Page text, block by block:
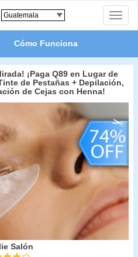
Toggle
Cómo Funciona
¡Paga Q89 en Lugar de
de Pestañas + Depilación,
de Cejas con Henna!
Salón